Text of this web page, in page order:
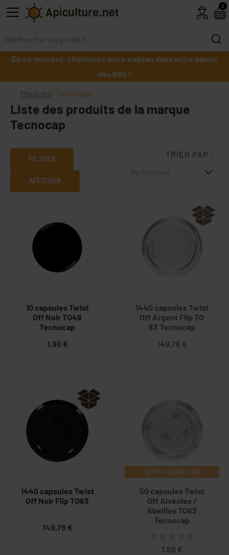
Skip to main content
En ce moment, choisissez votre cadeau dans votre panier
dès 99€ !
Marques Tecnocap
Liste des produits de la marque
Tecnocap
FILTRES
AFFICHER
TRIER PAR :
Pertinence
10 capsules Twist
Off Noir TO48
Tecnocap
1,90 €
1440 capsules Twist
Off Argent Flip TO
63 Tecnocap
149,76 €
1440 capsules Twist
Off Noir Flip TO63
149,76 €
PRIX DEGRESSIF
50 capsules Twist
Off Alvéoles /
Abeilles TO63
Tecnocap
7,50 €
5